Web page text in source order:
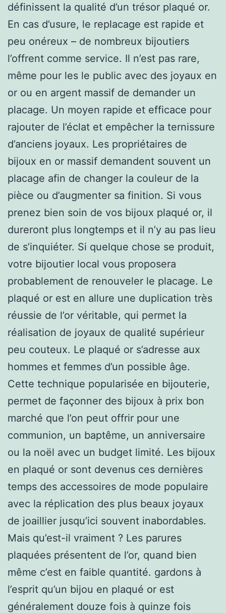
définissent la qualité d’un trésor plaqué or.
En cas d’usure, le replacage est rapide et
peu onéreux – de nombreux bijoutiers
l’offrent comme service. Il n’est pas rare,
même pour les le public avec des joyaux en
or ou en argent massif de demander un
placage. Un moyen rapide et efficace pour
rajouter de l’éclat et empêcher la ternissure
d’anciens joyaux. Les propriétaires de
bijoux en or massif demandent souvent un
placage afin de changer la couleur de la
pièce ou d’augmenter sa finition. Si vous
prenez bien soin de vos bijoux plaqué or, il
dureront plus longtemps et il n’y au pas lieu
de s’inquiéter. Si quelque chose se produit,
votre bijoutier local vous proposera
probablement de renouveler le placage. Le
plaqué or est en allure une duplication très
réussie de l’or véritable, qui permet la
réalisation de joyaux de qualité supérieur
peu couteux. Le plaqué or s’adresse aux
hommes et femmes d’un possible âge.
Cette technique popularisée en bijouterie,
permet de façonner des bijoux à prix bon
marché que l’on peut offrir pour une
communion, un baptême, un anniversaire
ou la noël avec un budget limité. Les bijoux
en plaqué or sont devenus ces dernières
temps des accessoires de mode populaire
avec la réplication des plus beaux joyaux
de joaillier jusqu’ici souvent inabordables.
Mais qu’est-il vraiment ? Les parures
plaquées présentent de l’or, quand bien
même c’est en faible quantité. gardons à
l’esprit qu’un bijou en plaqué or est
généralement douze fois à quinze fois